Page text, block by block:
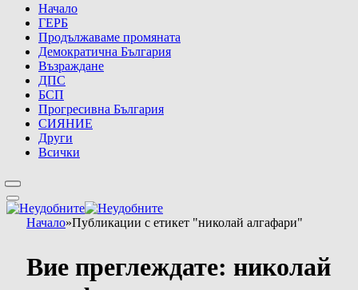
Начало
ГЕРБ
Продължаваме промяната
Демократична България
Възраждане
ДПС
БСП
Прогресивна България
СИЯНИЕ
Други
Всички
Начало»Публикации с етикет "николай алгафари"
Вие преглеждате: николай